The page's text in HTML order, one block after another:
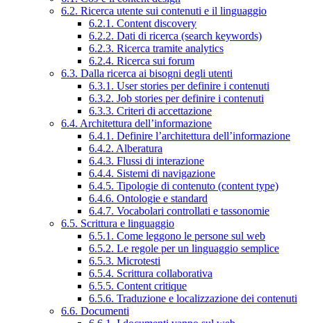
6.2. Ricerca utente sui contenuti e il linguaggio
6.2.1. Content discovery
6.2.2. Dati di ricerca (search keywords)
6.2.3. Ricerca tramite analytics
6.2.4. Ricerca sui forum
6.3. Dalla ricerca ai bisogni degli utenti
6.3.1. User stories per definire i contenuti
6.3.2. Job stories per definire i contenuti
6.3.3. Criteri di accettazione
6.4. Architettura dell’informazione
6.4.1. Definire l’architettura dell’informazione
6.4.2. Alberatura
6.4.3. Flussi di interazione
6.4.4. Sistemi di navigazione
6.4.5. Tipologie di contenuto (content type)
6.4.6. Ontologie e standard
6.4.7. Vocabolari controllati e tassonomie
6.5. Scrittura e linguaggio
6.5.1. Come leggono le persone sul web
6.5.2. Le regole per un linguaggio semplice
6.5.3. Microtesti
6.5.4. Scrittura collaborativa
6.5.5. Content critique
6.5.6. Traduzione e localizzazione dei contenuti
6.6. Documenti